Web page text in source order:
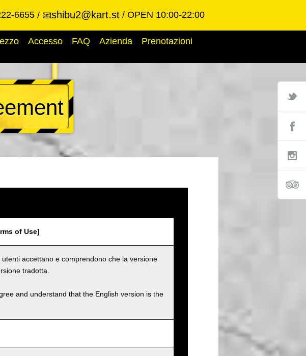
6655 📧shibu2@kart.st OPEN 10:00-22:00
Accesso FAQ Azienda
Prenotazioni
of Use]
accettano e comprendono che la versione
tradotta.
and understand that the English version is the